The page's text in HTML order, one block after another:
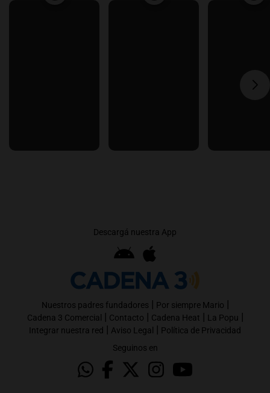
Descargá nuestra App
Nuestros padres fundadores | Por siempre Mario |
Cadena 3 Comercial | Contacto | Cadena Heat | La Popu |
Integrar nuestra red | Aviso Legal | Política de Privacidad
Seguinos en